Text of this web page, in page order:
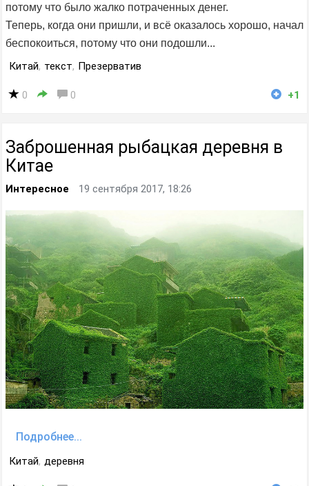
потому что было жалко потраченных денег.
Теперь, когда они пришли, и всё оказалось хорошо, начал
беспокоиться, потому что они подошли...
Китай, текст, Презерватив
0 0 +1
Заброшенная рыбацкая деревня в
Китае
Интересное 19 сентября 2017, 18:26
Подробнее...
Китай, деревня